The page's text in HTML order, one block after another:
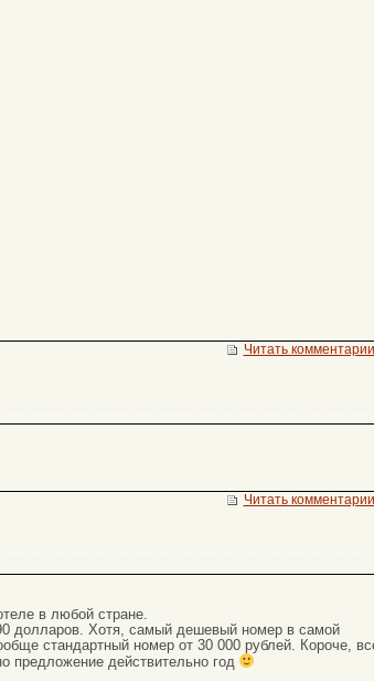
Читать
Читать
в любой стране.
долларов. Хотя, самый дешевый номер в самой
стандартный номер от 30 000 рублей. Короче,
предложение действительно год